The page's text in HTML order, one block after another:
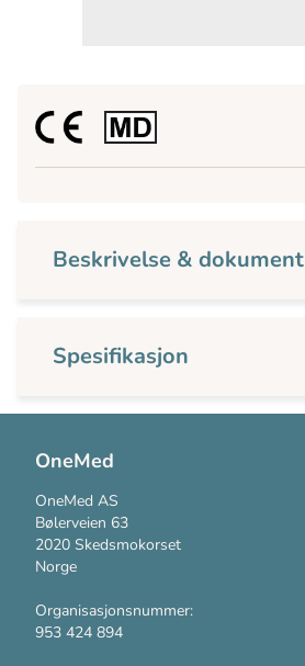
Beskrivelse & dokument
Spesifikasjon
OneMed
OneMed AS
Bølerveien 63
2020 Skedsmokorset
Norge
Organisasjonsnummer:
953 424 894